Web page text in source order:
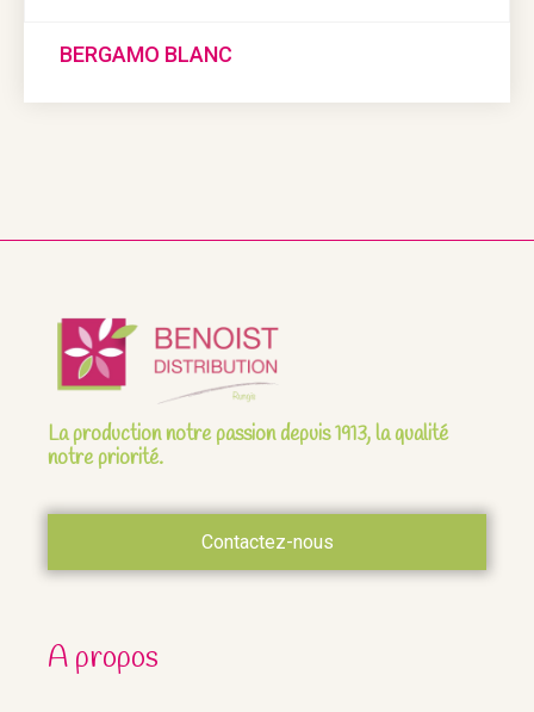
BERGAMO BLANC
La production notre passion depuis 1913, la qualité
notre priorité.
Contactez-nous
A propos